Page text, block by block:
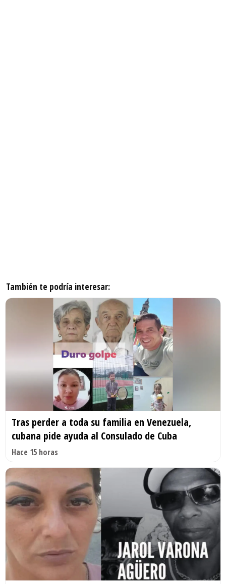
También te podría interesar:
Tras perder a toda su familia en Venezuela,
cubana pide ayuda al Consulado de Cuba
Hace 15 horas